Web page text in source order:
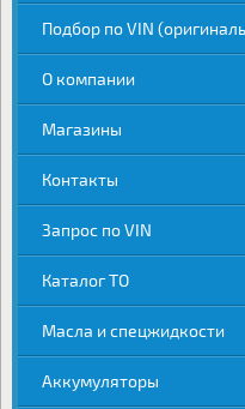
Подбор по VIN
О компании
Магазины
Контакты
Запрос по VIN
Каталог ТО
Масла и спецжидкости
Аккумуляторы